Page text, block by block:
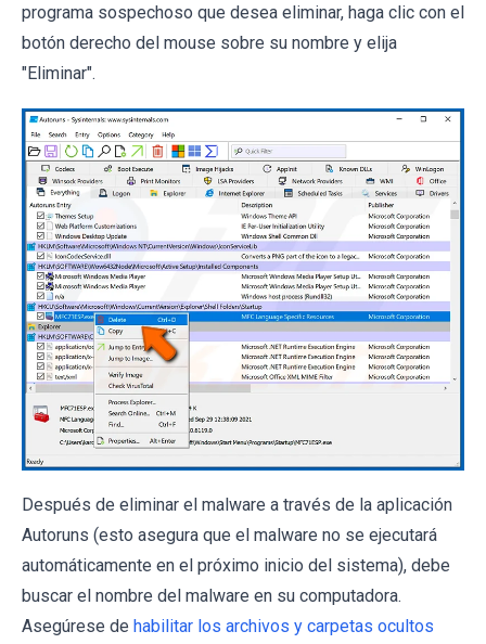
programa sospechoso que desea eliminar, haga clic con el
botón derecho del mouse sobre su nombre y elija
"Eliminar".
Después de eliminar el malware a través de la aplicación
Autoruns (esto asegura que el malware no se ejecutará
automáticamente en el próximo inicio del sistema), debe
buscar el nombre del malware en su computadora.
Asegúrese de habilitar los archivos y carpetas ocultos